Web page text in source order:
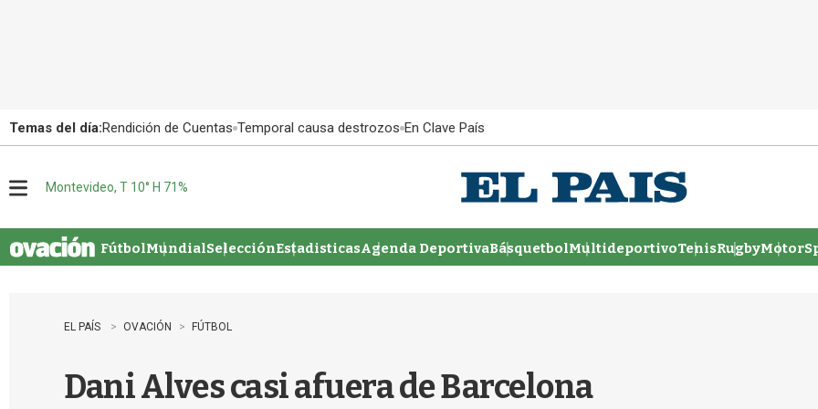
Temas del día:Rendición de Cuentas Temporal causa destrozos En Clave País
u
Montevideo, T 10° H 71%
FútbolMundialSelecciónEstadisticasAgenda DeportivaBásquetbolMultideportivoTenisRugby
EL PAÍS OVACIÓN FÚTBOL
Dani Alves casi afuera de Barcelona